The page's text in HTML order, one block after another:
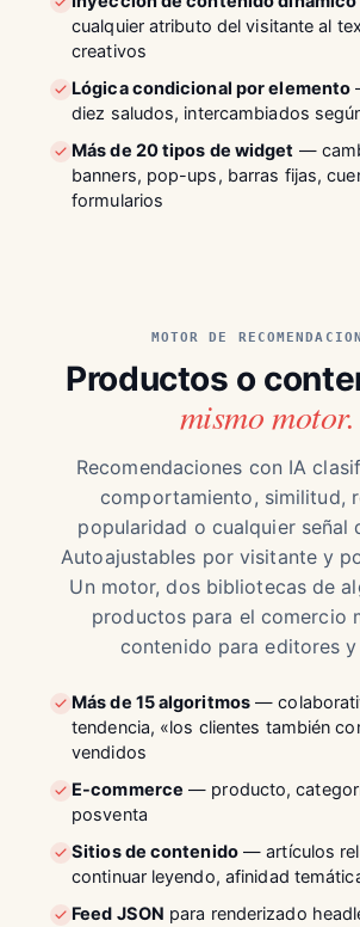
cualquier atributo del visitante al
creativos
Lógica condicional por elemento
diez saludos, intercambiados
Más de 20 tipos de widget —
banners, pop-ups, barras fijas,
formularios
MOTOR DE
Productos o
mismo motor.
Recomendaciones con IA
comportamiento, similitud,
popularidad o cualquier señal
Autoajustables por visitante y
Un motor, dos bibliotecas de
productos para el comercio
contenido para editores y
Más de 15 algoritmos —
tendencia, «los clientes también
vendidos
E-commerce — producto,
posventa
Sitios de contenido— artículos
continuar leyendo, afinidad
Feed JSON para renderizado